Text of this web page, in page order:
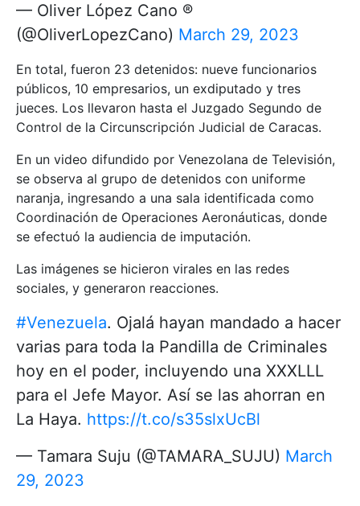
— Oliver López Cano ®
(@OliverLopezCano) March 29, 2023
En total, fueron 23 detenidos: nueve funcionarios
públicos, 10 empresarios, un exdiputado y tres
jueces. Los llevaron hasta el Juzgado Segundo de
Control de la Circunscripción Judicial de Caracas.
En un video difundido por Venezolana de Televisión,
se observa al grupo de detenidos con uniforme
naranja, ingresando a una sala identificada como
Coordinación de Operaciones Aeronáuticas, donde
se efectuó la audiencia de imputación.
Las imágenes se hicieron virales en las redes
sociales, y generaron reacciones.
#Venezuela. Ojalá hayan mandado a hacer
varias para toda la Pandilla de Criminales
hoy en el poder, incluyendo una XXXLLL
para el Jefe Mayor. Así se las ahorran en
La Haya. https://t.co/s35slxUcBl
— Tamara Suju (@TAMARA_SUJU) March
29, 2023